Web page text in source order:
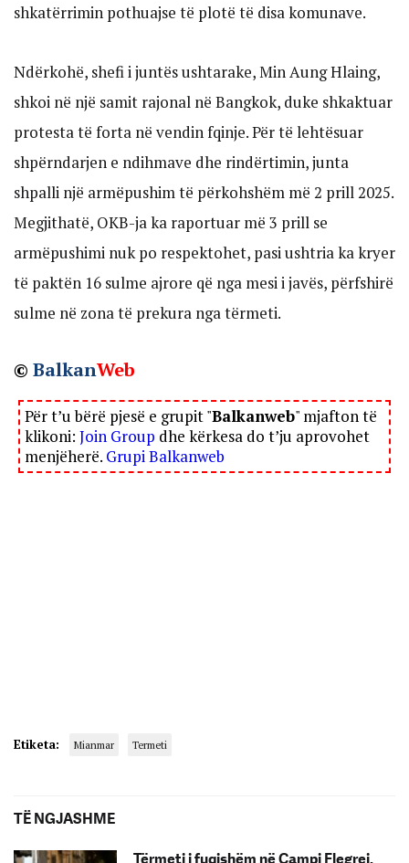
shkatërrimin pothuajse të plotë të disa komunave.
Ndërkohë, shefi i juntës ushtarake, Min Aung Hlaing,
shkoi në një samit rajonal në Bangkok, duke shkaktuar
protesta të forta në vendin fqinje. Për të lehtësuar
shpërndarjen e ndihmave dhe rindërtimin, junta
shpalli një armëpushim të përkohshëm më 2 prill 2025.
Megjithatë, OKB-ja ka raportuar më 3 prill se
armëpushimi nuk po respektohet, pasi ushtria ka kryer
të paktën 16 sulme ajrore që nga mesi i javës, përfshirë
sulme në zona të prekura nga tërmeti.
© BalkanWeb
Për t’u bërë pjesë e grupit "Balkanweb" mjafton të
klikoni: Join Group dhe kërkesa do t’ju aprovohet
menjëherë. Grupi Balkanweb
Etiketa: Mianmar Termeti
TË NGJASHME
Tërmeti i fuqishëm në Campi Flegrei,